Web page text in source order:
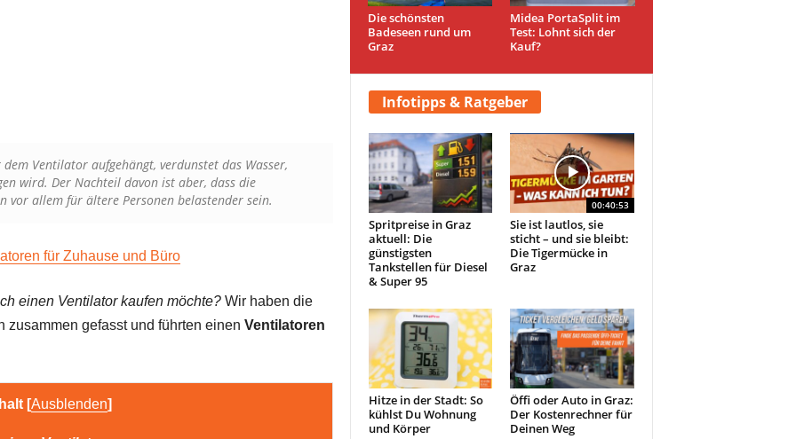
Ventilator aufgehängt, verdunstet das Wasser,
wird. Der Nachteil davon ist aber, dass die
vor allem für ältere Personen belastender sein.
für Zuhause und Büro
einen Ventilator kaufen möchte?Wir haben die
gefasst und führten einen Ventilatoren
[Ausblenden]
Die schönsten
Badeseen rund um
Graz
Midea PortaSplit im
Test: Lohnt sich der
Kauf?
Infotipps & Ratgeber
Spritpreise in Graz
aktuell: Die
günstigsten
Tankstellen für Diesel
& Super 95
00:40:53
Sie ist lautlos, sie
sticht – und sie bleibt:
Die Tigermücke in
Graz
Hitze in der Stadt: So
kühlst Du Wohnung
und Körper
Öffi oder Auto in Graz:
Der Kostenrechner für
Deinen Weg